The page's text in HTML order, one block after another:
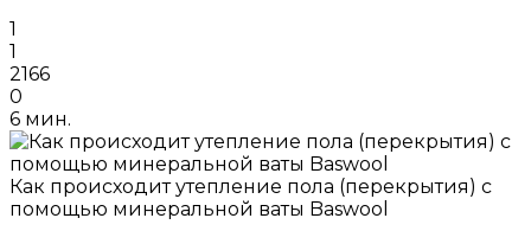
1
1
2166
0
6 мин.
Как происходит утепление пола (перекрытия) с
помощью минеральной ваты Baswool